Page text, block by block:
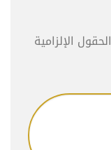
الحقول الإلزامية